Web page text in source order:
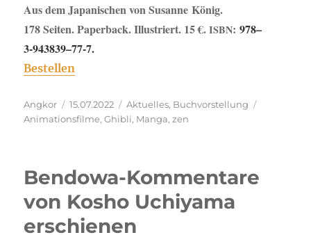
Aus dem Japa­ni­schen von Susan­ne König.
178 Sei­ten. Paper­back. Illus­triert. 15 €.ISBN:978–
3‑943839–77‑7.
Bestel­len
Autor
Angkor
Veröffentlicht
am
15.07.2022 Kategorien
Aktuelles, Buchvorstellung
Animationsfilme,Ghibli, Manga,zen
Bendowa-Kommentare
von Kosho Uchiyama
erschienen